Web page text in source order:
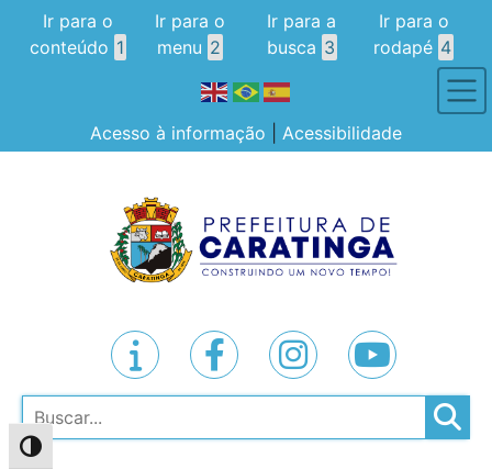
Alternar alto contraste
Ir para o
conteúdo 1
Ir para o
menu 2
Ir para a
busca 3
Ir para o
rodapé 4
Acesso à informação Acessibilidade
Pesquisar